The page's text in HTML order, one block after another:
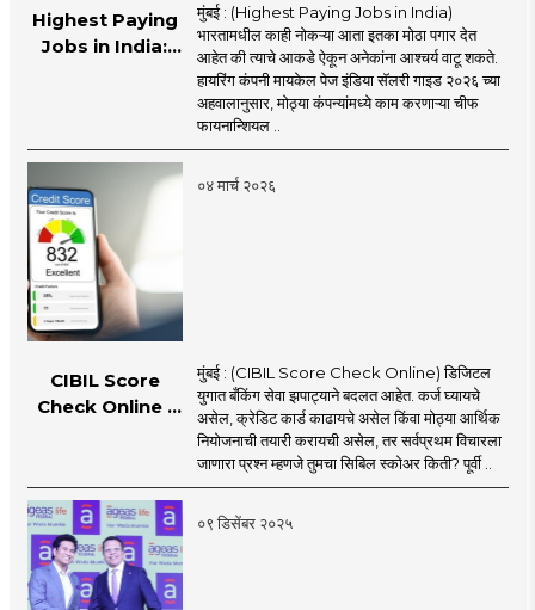
Highest Paying
Jobs in India:
मिळतो, जाणून घ्या
मुंबई : (Highest Paying Jobs in India)
भारतामधील काही नोकऱ्या आता इतका मोठा पगार देत
आहेत की त्याचे आकडे ऐकून अनेकांना आश्चर्य वाटू शकते.
हायरिंग कंपनी मायकेल पेज इंडिया सॅलरी गाइड २०२६ च्या
अहवालानुसार, मोठ्या कंपन्यांमध्ये काम करणाऱ्या चीफ
फायनान्शियल ..
०४ मार्च २०२६
CIBIL Score
Check Online :
मुंबई : (CIBIL Score Check Online) डिजिटल
युगात बँकिंग सेवा झपाट्याने बदलत आहेत. कर्ज घ्यायचे
असेल, क्रेडिट कार्ड काढायचे असेल किंवा मोठ्या आर्थिक
नियोजनाची तयारी करायची असेल, तर सर्वप्रथम विचारला
जाणारा प्रश्न म्हणजे तुमचा सिबिल स्कोअर किती? पूर्वी ..
०९ डिसेंबर २०२५